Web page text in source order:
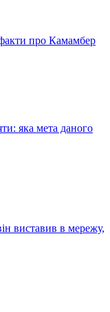
факти про Камамбер
яка мета даного
виставив в мережу,